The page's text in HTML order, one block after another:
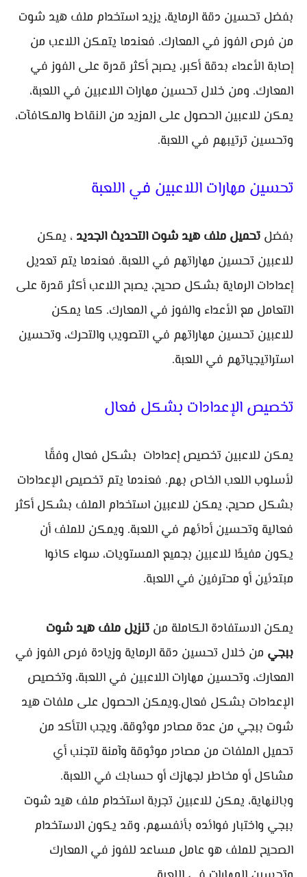
بفضل تحسين دقة الرماية، يزيد استخدام ملف هيد شوت
من فرص الفوز في المعارك. فعندما يتمكن اللاعب من
إصابة الأعداء بدقة أكبر، يصبح أكثر قدرة على الفوز في
المعارك. ومن خلال تحسين مهارات اللاعبين في اللعبة،
يمكن للاعبين الحصول على المزيد من النقاط والمكافآت،
وتحسين ترتيبهم في اللعبة.
تحسين مهارات اللاعبين في اللعبة
بفضل تحميل ملف هيد شوت التحديث الجديد ، يمكن
للاعبين تحسين مهاراتهم في اللعبة. فعندما يتم تعديل
إعدادات الرماية بشكل صحيح، يصبح اللاعب أكثر قدرة على
التعامل مع الأعداء والفوز في المعارك. كما يمكن
للاعبين تحسين مهاراتهم في التصويب والتحرك، وتحسين
استراتيجياتهم في اللعبة.
تخصيص الإعدادات بشكل فعال
يمكن للاعبين تخصيص إعدادات بشكل فعال وفقًا
لأسلوب اللعب الخاص بهم. فعندما يتم تخصيص الإعدادات
بشكل صحيح، يمكن للاعبين استخدام الملف بشكل أكثر
فعالية وتحسين أدائهم في اللعبة. ويمكن للملف أن
يكون مفيدًا للاعبين بجميع المستويات، سواء كانوا
مبتدئين أو محترفين في اللعبة.
يمكن الاستفادة الكاملة من تنزيل ملف هيد شوت
ببجي من خلال تحسين دقة الرماية وزيادة فرص الفوز في
المعارك، وتحسين مهارات اللاعبين في اللعبة، وتخصيص
الإعدادات بشكل فعال.ويمكن الحصول على ملفات هيد
شوت ببجي من عدة مصادر موثوقة، ويجب التأكد من
تحميل الملفات من مصادر موثوقة وآمنة لتجنب أي
مشاكل أو مخاطر لجهازك أو حسابك في اللعبة.
وبالنهاية، يمكن للاعبين تجربة استخدام ملف هيد شوت
ببجي واختبار فوائده بأنفسهم، وقد يكون الاستخدام
الصحيح للملف هو عامل مساعد للفوز في المعارك